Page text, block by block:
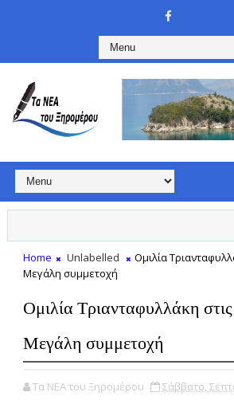
Home Unlabelled
Ομιλία
Μεγάλη συμμετοχή
Ομιλία Τριανταφυλλάκη
Μεγάλη συμμετοχή
Τα ΝΕΑ του Ξηρομέρου Σάββατο,